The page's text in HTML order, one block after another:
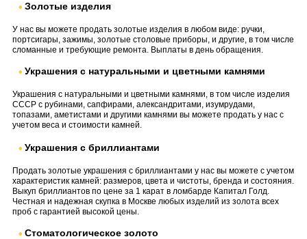
Золотые изделия
У нас вы можете продать золотые изделия в любом виде: ручки,
портсигары, зажимы, золотые столовые приборы, и другие, в том числе
сломанные и требующие ремонта. Выплаты в день обращения.
Украшения с натуральными и цветными камнями
Украшения с натуральными и цветными камнями, в том числе изделия
СССР с рубинами, сапфирами, александритами, изумрудами,
топазами, аметистами и другими камнями вы можете продать у нас с
учетом веса и стоимости камней.
Украшения с бриллиантами
Продать золотые украшения с бриллиантами у нас вы можете с учетом
характеристик камней: размеров, цвета и чистоты, бренда и состояния.
Выкуп бриллиантов по цене за 1 карат в ломбарде Капитал Голд.
Честная и надежная скупка в Москве любых изделий из золота всех
проб с гарантией высокой цены.
Стоматологическое золото